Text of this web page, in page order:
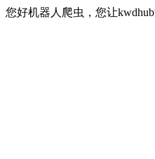
您好机器人爬虫，您让